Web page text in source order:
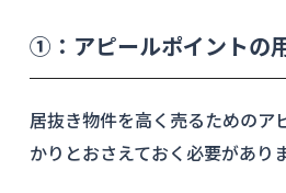
①：アピールポイントの
居抜き物件を高く売るためのア
かりとおさえておく必要がありま